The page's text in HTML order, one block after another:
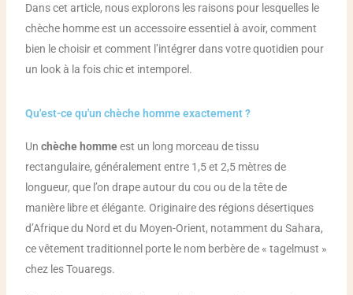
Dans cet article, nous explorons les raisons pour lesquelles le
chèche homme est un accessoire essentiel à avoir, comment
bien le choisir et comment l’intégrer dans votre quotidien pour
un look à la fois chic et intemporel.
Qu'est-ce qu'un chèche homme exactement ?
Un chèche hommeest un long morceau de tissu
rectangulaire, généralement entre 1,5 et 2,5 mètres de
longueur, que l’on drapе autour du cou ou de la tête de
manière libre et élégante. Originaire des régions désertiques
d’Afrique du Nord et du Moyen-Orient, notamment du Sahara,
ce vêtement traditionnel porte le nom berbère de « tagelmust »
chez les Touaregs.